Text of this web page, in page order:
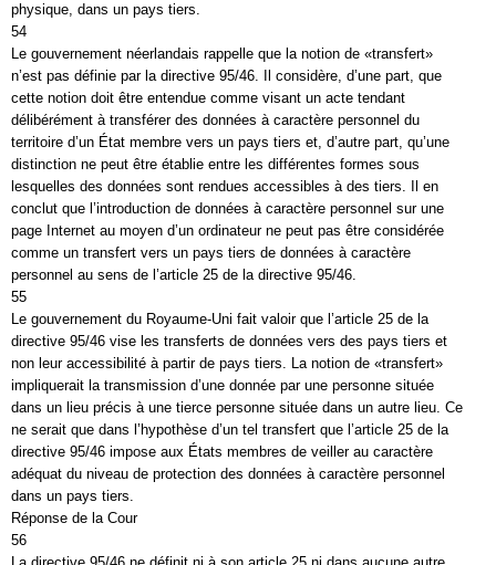
physique, dans un pays tiers.
54
Le gouvernement néerlandais rappelle que la notion de «transfert»
n’est pas définie par la directive 95/46. Il considère, d’une part, que
cette notion doit être entendue comme visant un acte tendant
délibérément à transférer des données à caractère personnel du
territoire d’un État membre vers un pays tiers et, d’autre part, qu’une
distinction ne peut être établie entre les différentes formes sous
lesquelles des données sont rendues accessibles à des tiers. Il en
conclut que l’introduction de données à caractère personnel sur une
page Internet au moyen d’un ordinateur ne peut pas être considérée
comme un transfert vers un pays tiers de données à caractère
personnel au sens de l’article 25 de la directive 95/46.
55
Le gouvernement du Royaume-Uni fait valoir que l’article 25 de la
directive 95/46 vise les transferts de données vers des pays tiers et
non leur accessibilité à partir de pays tiers. La notion de «transfert»
impliquerait la transmission d’une donnée par une personne située
dans un lieu précis à une tierce personne située dans un autre lieu. Ce
ne serait que dans l’hypothèse d’un tel transfert que l’article 25 de la
directive 95/46 impose aux États membres de veiller au caractère
adéquat du niveau de protection des données à caractère personnel
dans un pays tiers.
Réponse de la Cour
56